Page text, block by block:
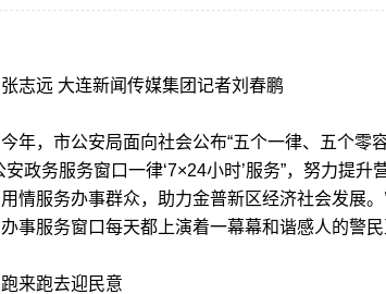
远 大连新闻传媒集团记者刘春鹏
，市公安局面向社会公布“五个一律、五个零
安政务服务窗口一律‘7×24小时’服务”，努力提
情服务办事群众，助力金普新区经济社会发展
事服务窗口每天都上演着一幕幕和谐感人的警民
跑去迎民意